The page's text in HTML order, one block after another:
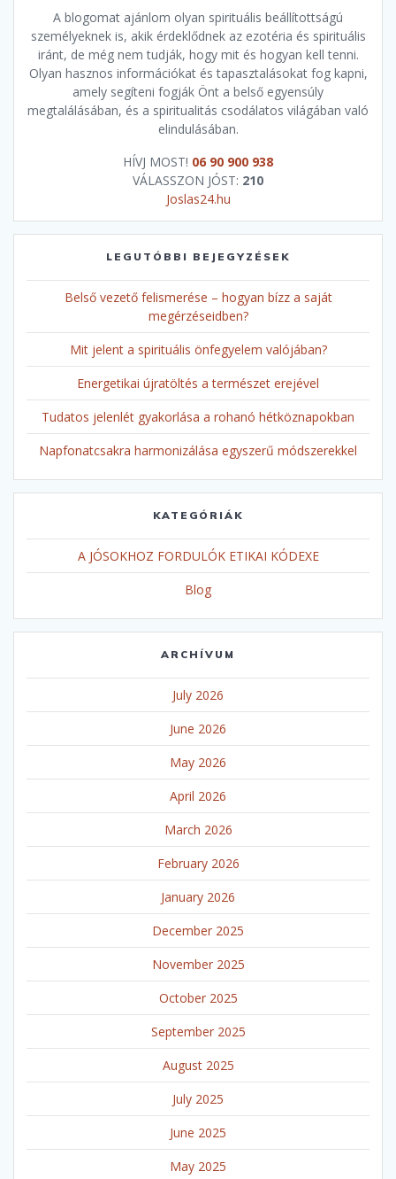
A blogomat ajánlom olyan spirituális beállítottságú
személyeknek is, akik érdeklődnek az ezotéria és spirituális
iránt, de még nem tudják, hogy mit és hogyan kell tenni.
Olyan hasznos információkat és tapasztalásokat fog kapni,
amely segíteni fogják Önt a belső egyensúly
megtalálásában, és a spiritualitás csodálatos világában való
elindulásában.
HÍVJ MOST! 06 90 900 938
VÁLASSZON JÓST: 210
Joslas24.hu
LEGUTÓBBI BEJEGYZÉSEK
Belső vezető felismerése – hogyan bízz a saját
megérzéseidben?
Mit jelent a spirituális önfegyelem valójában?
Energetikai újratöltés a természet erejével
Tudatos jelenlét gyakorlása a rohanó hétköznapokban
Napfonatcsakra harmonizálása egyszerű módszerekkel
KATEGÓRIÁK
A JÓSOKHOZ FORDULÓK ETIKAI KÓDEXE
Blog
ARCHÍVUM
July 2026
June 2026
May 2026
April 2026
March 2026
February 2026
January 2026
December 2025
November 2025
October 2025
September 2025
August 2025
July 2025
June 2025
May 2025